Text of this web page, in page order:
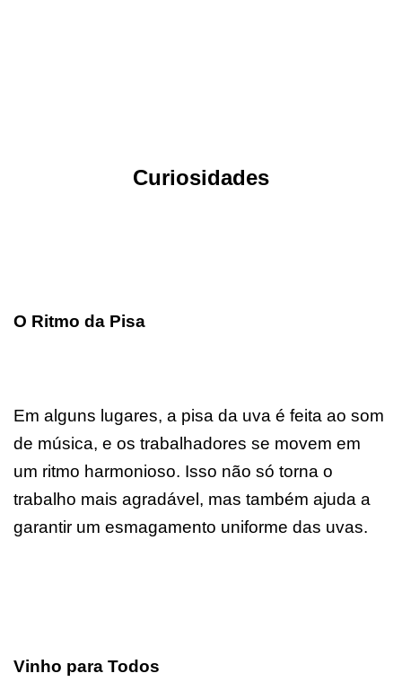
Curiosidades
O Ritmo da Pisa
Em alguns lugares, a pisa da uva é feita ao som
de música, e os trabalhadores se movem em
um ritmo harmonioso. Isso não só torna o
trabalho mais agradável, mas também ajuda a
garantir um esmagamento uniforme das uvas.
Vinho para Todos